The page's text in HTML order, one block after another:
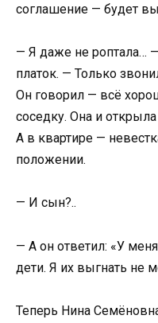
соглашение — будет
— Я даже не роптала…
платок. — Только
Он говорил — всё
соседку. Она и
А в квартире —
положении.
— И сын?..
— А он ответил: «У
дети. Я их выгнать не
Теперь Нина